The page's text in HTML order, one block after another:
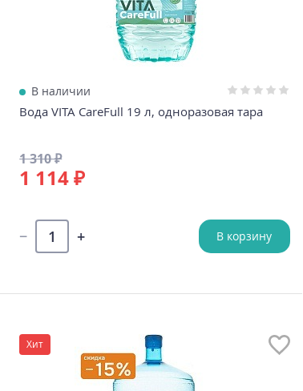
В наличии
Вода VITA CareFull 19 л, одноразовая тара
1 310 ₽
1 114 ₽
В корзину
Хит